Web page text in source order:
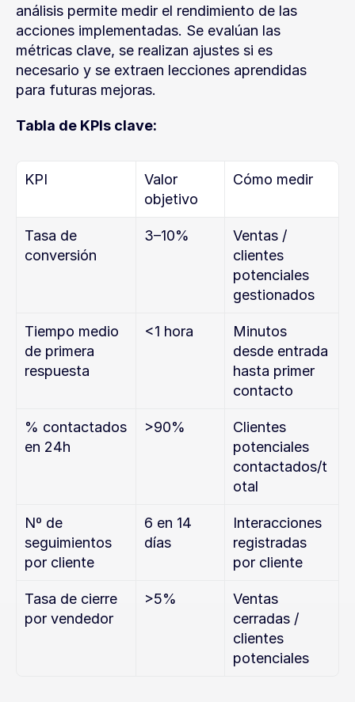
análisis permite medir el rendimiento de las
acciones implementadas. Se evalúan las
métricas clave, se realizan ajustes si es
necesario y se extraen lecciones aprendidas
para futuras mejoras.
Tabla de KPIs clave:
KPI
Valor
objetivo
Cómo medir
Tasa de
conversión
3–10%
Ventas /
clientes
potenciales
gestionados
Tiempo medio
de primera
respuesta
<1 hora
Minutos
desde entrada
hasta primer
contacto
% contactados
en 24h
>90%
Clientes
potenciales
contactados/t
otal
Nº de
seguimientos
por cliente
6 en 14
días
Interacciones
registradas
por cliente
Tasa de cierre
por vendedor
>5%
Ventas
cerradas /
clientes
potenciales